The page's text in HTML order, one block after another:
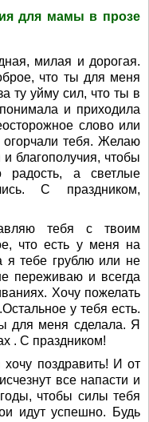
для мамы в прозе
милая и дорогая.
что ты для меня
ту уйму сил, что ты в
и приходила
слово или
огорчали тебя. Желаю
благополучия, чтобы
радость, а светлые
С праздником,
тебя с твоим
что есть у меня на
я тебе грублю или не
переживаю и всегда
Хочу пожелать
у тебя есть.
для меня сделала. Я
. С праздником!
поздравить! И от
все напасти и
чтобы силы тебя
идут успешно. Будь